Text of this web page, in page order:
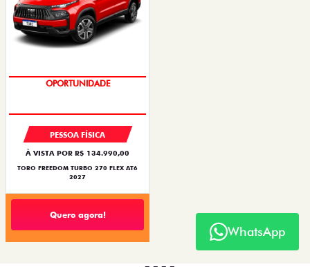
OPORTUNIDADE
PESSOA FÍSICA
À VISTA POR R$ 134.990,00
TORO FREEDOM TURBO 270 FLEX AT6
2027
Quero agora!
WhatsApp